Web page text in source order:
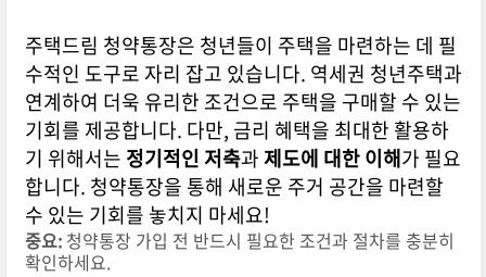
주택드림 청약통장은 청년들이 주택을 마련하는 데 필
수적인 도구로 자리 잡고 있습니다. 역세권 청년주택과
연계하여 더욱 유리한 조건으로 주택을 구매할 수 있는
기회를 제공합니다. 다만, 금리 혜택을 최대한 활용하
기 위해서는 정기적인 저축과제도에 대한 이해가 필요
합니다. 청약통장을 통해 새로운 주거 공간을 마련할
수 있는 기회를 놓치지 마세요!
중요:청약통장 가입 전 반드시 필요한 조건과 절차를 충분히
확인하세요.